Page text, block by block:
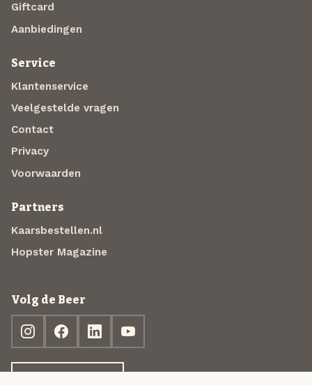
Giftcard
Aanbiedingen
Service
Klantenservice
Veelgestelde vragen
Contact
Privacy
Voorwaarden
Partners
Kaarsbestellen.nl
Hopster Magazine
Volg de Beer